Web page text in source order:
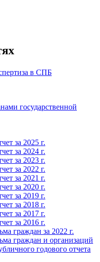
в СПБ
государственной
за 2025 г.
за 2024 г.
за 2023 г.
за 2022 г.
за 2021 г.
за 2020 г.
за 2019 г.
за 2018 г.
за 2017 г.
за 2016 г.
граждан за 2022 г.
граждан и организаций
годового отчета